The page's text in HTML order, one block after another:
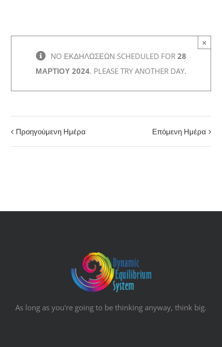
×
NO ΕΚΔΗΛΏΣΕΩΝ SCHEDULED FOR 28
ΜΑΡΤΊΟΥ 2024. PLEASE TRY ANOTHER DAY.
Πλοήγηση
Προηγούμενη Ημέρα Επόμενη Ημέρα
As long as you're going to be thinking anyway, think big.